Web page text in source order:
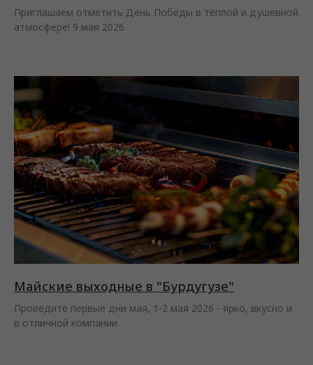
Приглашаем отметить День Победы в тёплой и душевной
атмосфере! 9 мая 2026
Майские выходные в "Бурдугузе"
Проведите первые дни мая, 1-2 мая 2026 - ярко, вкусно и
в отличной компании